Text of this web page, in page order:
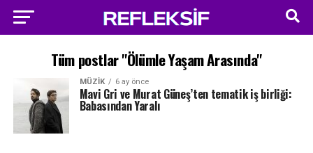
Tüm postlar "Ölümle Yaşam Arasında"
MÜZIK 6 ay önce
Mavi Gri ve Murat Güneş’ten tematik iş birliği:
Babasından Yaralı